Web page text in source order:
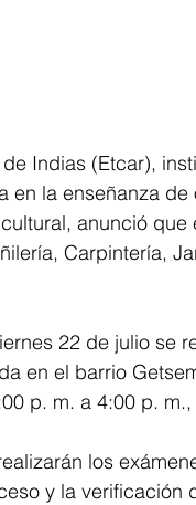
Indias (Etcar),
en la enseñanza
anunció
Carpintería,
22 de julio se
en el barrio
p. m. a 4:00 p.
los
y la verificación